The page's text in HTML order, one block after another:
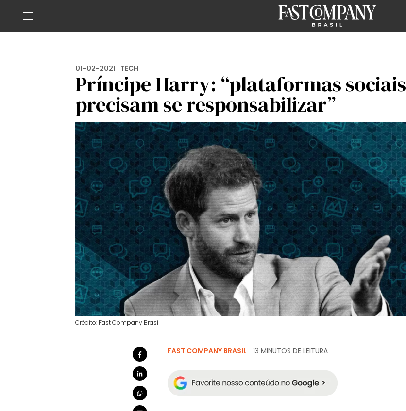
01-02-2021 | TECH
Príncipe Harry: “plataformas sociais
precisam se responsabilizar”
Crédito: Fast Company Brasil
FAST COMPANY BRASIL 13 MINUTOS DE LEITURA